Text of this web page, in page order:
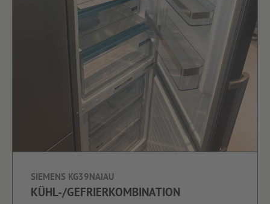
SIEMENS KG39NAIAU
KÜHL-/GEFRIERKOMBINATION